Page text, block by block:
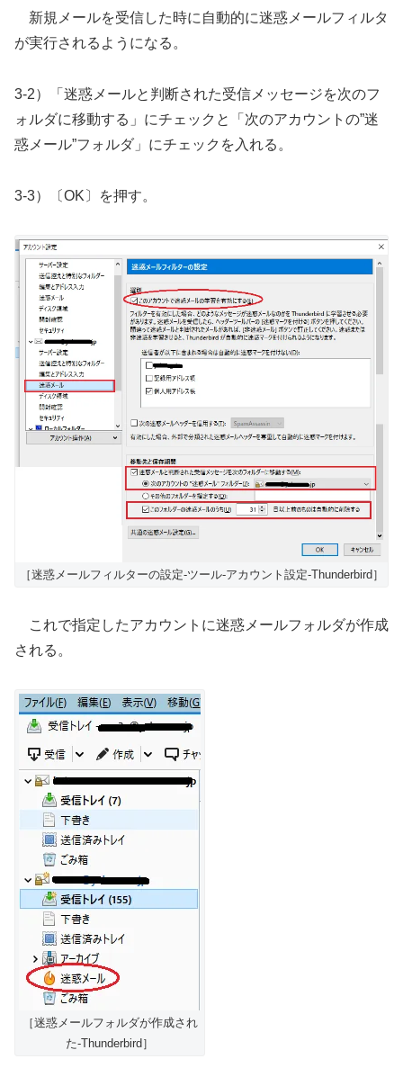
新規メールを受信した時に自動的に迷惑メールフィルタ
が実行されるようになる。
3-2）「迷惑メールと判断された受信メッセージを次のフ
ォルダに移動する」にチェックと「次のアカウントの”迷
惑メール”フォルダ」にチェックを入れる。
3-3）〔OK〕を押す。
［迷惑メールフィルターの設定-ツール-アカウント設定-Thunderbird］
これで指定したアカウントに迷惑メールフォルダが作成
される。
［迷惑メールフォルダが作成され
た-Thunderbird］